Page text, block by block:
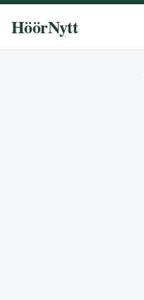
HöörNytt